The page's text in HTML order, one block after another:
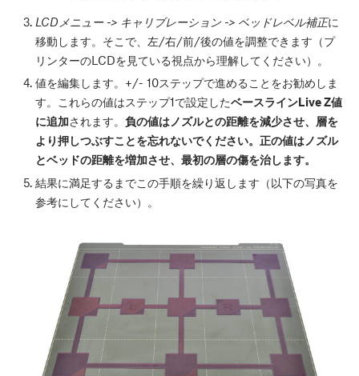
LCDメニュー -> キャリブレーション -> ベッドレベル補正に
移動します。そこで、左/右/前/後の値を調整できます（プ
リンターのLCDを見ている視点から理解してください）。
値を編集します。+/- 10ステップで進めることをお勧めしま
す。これらの値はステップ1で設定したベースラインLive Z値
に追加されます。 負の値はノズルとの距離を減少させ、層を
より押しつぶすことを忘れないでください。正の値はノズル
とベッドの距離を増加させ、最初の層の傷を治します。
結果に満足するまでこの手順を繰り返します（以下の写真を
参考にしてください）。